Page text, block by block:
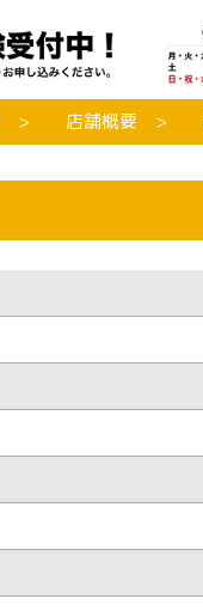
店舗概要